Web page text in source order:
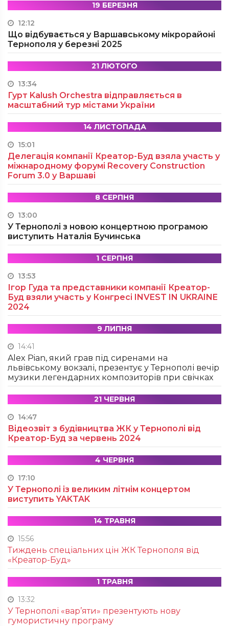
19 БЕРЕЗНЯ
12:12
Що відбувається у Варшавському мікрорайоні
Тернополя у березні 2025
21 ЛЮТОГО
13:34
Гурт Kalush Orchestra відправляється в
масштабний тур містами України
14 ЛИСТОПАДА
15:01
Делегація компанії Креатор-Буд взяла участь у
міжнародному форумі Recovery Construction
Forum 3.0 у Варшаві
8 СЕРПНЯ
13:00
У Тернополі з новою концертною програмою
виступить Наталія Бучинська
1 СЕРПНЯ
13:53
Ігор Гуда та представники компанії Креатор-
Буд взяли участь у Конгресі INVEST IN UKRAINE
2024
9 ЛИПНЯ
14:41
Alex Pian, який грав під сиренами на
львівському вокзалі, презентує у Тернополі вечір
музики легендарних композиторів при свічках
21 ЧЕРВНЯ
14:47
Відеозвіт з будівництва ЖК у Тернополі від
Креатор-Буд за червень 2024
4 ЧЕРВНЯ
17:10
У Тернополі із великим літнім концертом
виступить YAKTAK
14 ТРАВНЯ
15:56
Тиждень спеціальних цін ЖК Тернополя від
«Креатор-Буд»
1 ТРАВНЯ
13:32
У Тернополі «вар’яти» презентують нову
гумористичну програму